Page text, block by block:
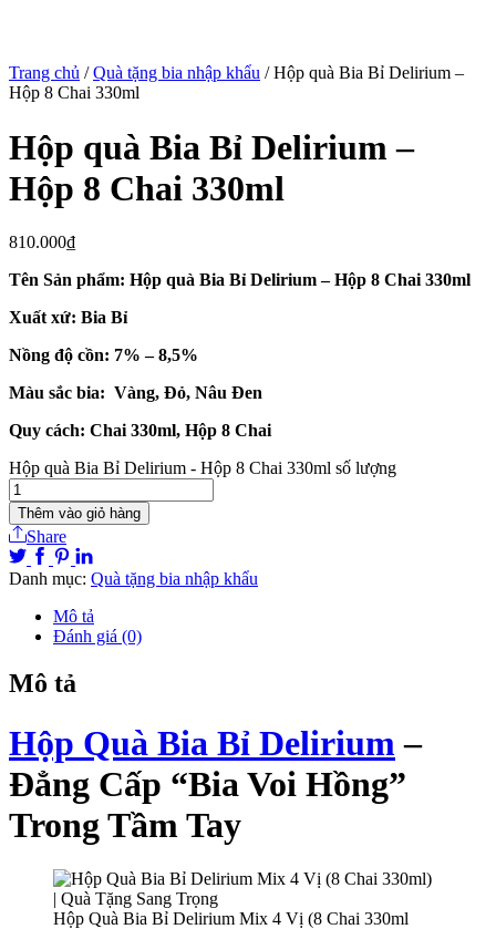
Trang chủ /Quà tặng bia nhập khẩu / Hộp quà Bia Bỉ Delirium –
Hộp 8 Chai 330ml
Hộp quà Bia Bỉ Delirium –
Hộp 8 Chai 330ml
810.000₫
Tên Sản phẩm: Hộp quà Bia Bỉ Delirium – Hộp 8 Chai 330ml
Xuất xứ: Bia Bỉ
Nồng độ cồn: 7% – 8,5%
Màu sắc bia: Vàng, Đỏ, Nâu Đen
Quy cách: Chai 330ml, Hộp 8 Chai
Hộp quà Bia Bỉ Delirium - Hộp 8 Chai 330ml số lượng
Thêm vào giỏ hàng
Share
Danh mục: Quà tặng bia nhập khẩu
Mô tả
Đánh giá (0)
Mô tả
Hộp Quà Bia Bỉ Delirium –
Đẳng Cấp “Bia Voi Hồng”
Trong Tầm Tay
Hộp Quà Bia Bỉ Delirium Mix 4 Vị (8 Chai 330ml